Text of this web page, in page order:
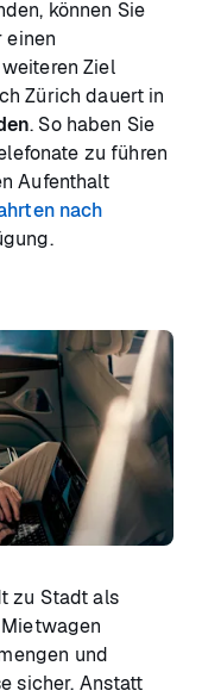
können Sie
einen
Ziel
Zürich dauert in
. So haben Sie
zu führen
Aufenthalt
nach
zu Stadt als
und
sicher. Anstatt